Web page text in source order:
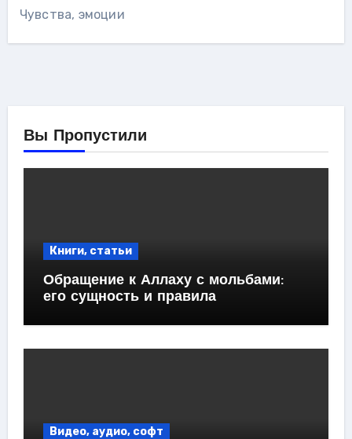
Чувства, эмоции
Вы Пропустили
Книги, статьи
Обращение к Аллаху с мольбами:
его сущность и правила
Видео, аудио, софт